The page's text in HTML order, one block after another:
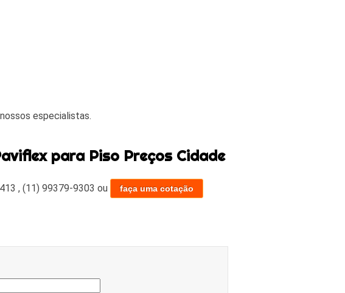
especialistas.
para Piso Preços Cidade
, (11) 99379-9303 ou faça uma cotação